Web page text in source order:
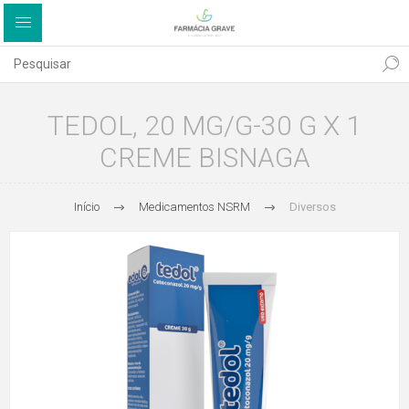
TEDOL, 20 MG/G-30 G X 1
CREME BISNAGA
Início Medicamentos NSRM Diversos